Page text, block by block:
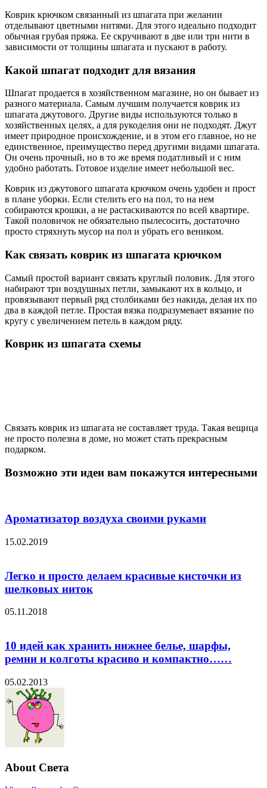
Коврик крючком связанный из шпагата при желании
отделывают цветными нитями. Для этого идеально подходит
обычная грубая пряжа. Ее скручивают в две или три нити в
зависимости от толщины шпагата и пускают в работу.
Какой шпагат подходит для вязания
Шпагат продается в хозяйственном магазине, но он бывает из
разного материала. Самым лучшим получается коврик из
шпагата джутового. Другие виды используются только в
хозяйственных целях, а для рукоделия они не подходят. Джут
имеет природное происхождение, и в этом его главное, но не
единственное, преимущество перед другими видами шпагата.
Он очень прочный, но в то же время податливый и с ним
удобно работать. Готовое изделие имеет небольшой вес.
Коврик из джутового шпагата крючком очень удобен и прост
в плане уборки. Если стелить его на пол, то на нем
собираются крошки, а не растаскиваются по всей квартире.
Такой половичок не обязательно пылесосить, достаточно
просто стряхнуть мусор на пол и убрать его веником.
Как связать коврик из шпагата крючком
Самый простой вариант связать круглый половик. Для этого
набирают три воздушных петли, замыкают их в кольцо, и
провязывают первый ряд столбиками без накида, делая их по
два в каждой петле. Простая вязка подразумевает вязание по
кругу с увеличением петель в каждом ряду.
Коврик из шпагата схемы
Связать коврик из шпагата не составляет труда. Такая вещица
не просто полезна в доме, но может стать прекрасным
подарком.
Возможно эти идеи вам покажутся интересными
Ароматизатор воздуха своими руками
15.02.2019
Легко и просто делаем красивые кисточки из
шелковых ниток
05.11.2018
10 идей как хранить нижнее белье, шарфы,
ремни и колготы красиво и компактно……
05.02.2013
About Света